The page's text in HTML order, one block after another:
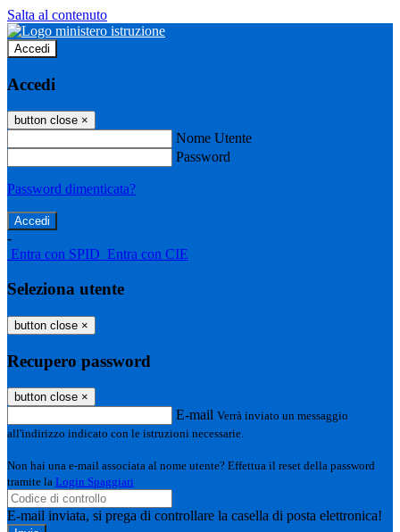
Salta al contenuto
Accedi
Accedi
button close ×
Nome Utente
Password
Password dimenticata?
-
Entra con SPID Entra con CIE
Seleziona utente
button close ×
Recupero password
button close ×
E-mail Verrà inviato un messaggio
all'indirizzo indicato con le istruzioni necessarie.
Non hai una e-mail associata al nome utente? Effettua il reset della password
tramite la Login Spaggiari
E-mail inviata, si prega di controllare la casella di posta elettronica!